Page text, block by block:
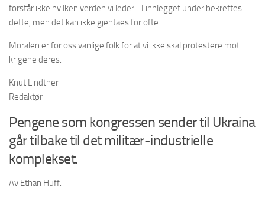
forstår ikke hvilken verden vi leder i. I innlegget under bekreftes
dette, men det kan ikke gjentaes for ofte.
Moralen er for oss vanlige folk for at vi ikke skal protestere mot
krigene deres.
Knut Lindtner
Redaktør
Pengene som kongressen sender til Ukraina
går tilbake til det militær-industrielle
komplekset.
Av Ethan Huff.